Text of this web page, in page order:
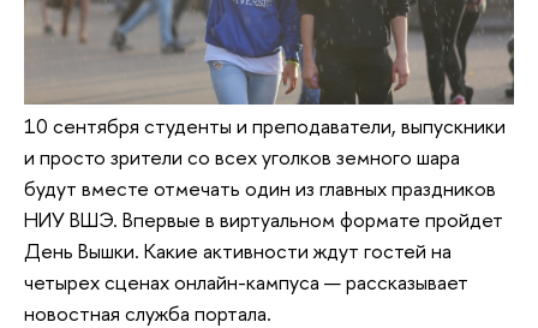
10 сентября студенты и преподаватели, выпускники
и просто зрители со всех уголков земного шара
будут вместе отмечать один из главных праздников
НИУ ВШЭ. Впервые в виртуальном формате пройдет
День Вышки. Какие активности ждут гостей на
четырех сценах онлайн-кампуса — рассказывает
новостная служба портала.